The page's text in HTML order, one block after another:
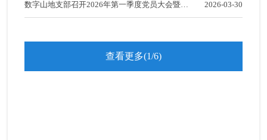
数字山地支部召开2026年第一季度党员大会暨 2026-03-30
查看更多(1/6)